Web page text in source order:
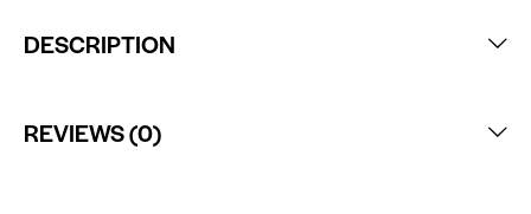
DESCRIPTION
REVIEWS (0)